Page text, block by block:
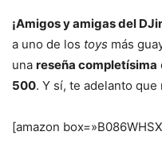
¡Amigos y amigas del
a uno de los toys más
una reseña completísima
500. Y sí, te adelanto
[amazon